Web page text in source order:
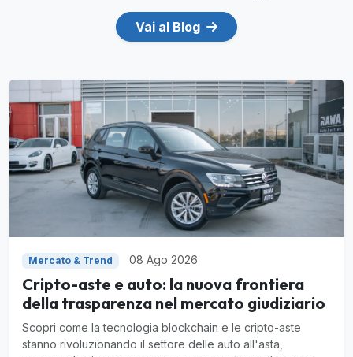
Vai al Blog
Mercato & Trend 08 Ago 2026
Cripto-aste e auto: la nuova frontiera
della trasparenza nel mercato giudiziario
Scopri come la tecnologia blockchain e le cripto-aste
stanno rivoluzionando il settore delle auto all'asta,